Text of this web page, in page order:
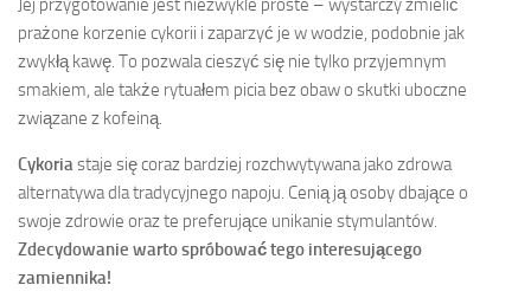
Jej przygotowanie jest niezwykle proste – wystarczy zmielić
prażone korzenie cykorii i zaparzyć je w wodzie, podobnie jak
zwykłą kawę. To pozwala cieszyć się nie tylko przyjemnym
smakiem, ale także rytuałem picia bez obaw o skutki uboczne
związane z kofeiną.
Cykoriastaje się coraz bardziej rozchwytywana jako zdrowa
alternatywa dla tradycyjnego napoju. Cenią ją osoby dbające o
swoje zdrowie oraz te preferujące unikanie stymulantów.
Zdecydowanie warto spróbować tego interesującego
zamiennika!